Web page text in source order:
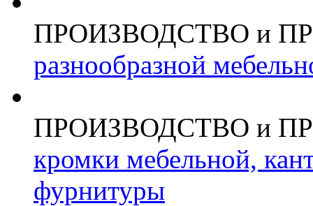
ПРОИЗВОДСТВО и
разнообразной
ПРОИЗВОДСТВО и
кромки мебельной,
фурнитуры